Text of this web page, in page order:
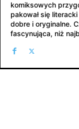
komiksowych
pakował się
dobre i oryginalne.
fascynująca, niż